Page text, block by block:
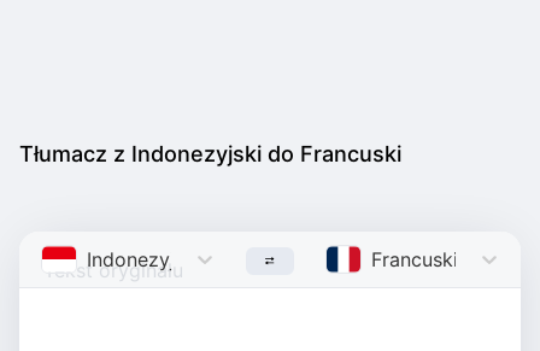
Tłumacz z Indonezyjski do Francuski
Indonezyjski Indonesian Francuski French